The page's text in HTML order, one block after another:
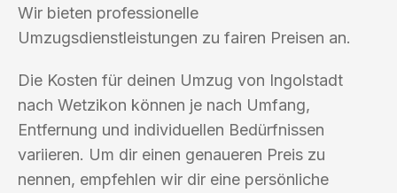
Wir bieten professionelle
Umzugsdienstleistungen zu fairen Preisen an.
Die Kosten für deinen Umzug von Ingolstadt
nach Wetzikon können je nach Umfang,
Entfernung und individuellen Bedürfnissen
variieren. Um dir einen genaueren Preis zu
nennen, empfehlen wir dir eine persönliche